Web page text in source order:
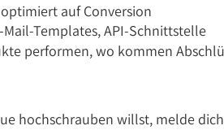
auf Conversion
Templates, API-Schnittstelle
performen, wo kommen
hochschrauben willst, melde